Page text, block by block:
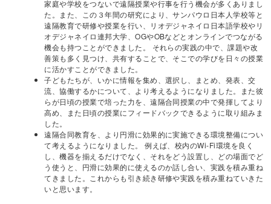
家庭や学校をつないで遠隔授業や行事を行う機会が多くありまし
た。また、この３年間の研究により、サンパウロ日本人学校等と
遠隔教育で研修や授業を行い、リオデジャネイロ日本語学校やリ
オデジャネイロ連邦大学、OGやOBなどとオンラインでつながる
機会も持つことができました。 それらの実践の中で、課題や改
善策も多く見つけ、共有することで、そこでの学びを日々の授業
に活かすことができました。
子どもたちが、いかに情報を集め、選択し、まとめ、発表、交
流、協働するかについて、より考えるようになりました。また彼
らが日頃の授業で培った力を、遠隔合同授業の中で発揮してより
高め、また日頃の授業にフィードバックできるように取り組みま
した。
遠隔合同教育を、より円滑に効果的に実施できる環境整備につい
て考えるようになりました。 例えば、校内のWi-Fi環境を良く
し、機器を揃えるだけでなく、それをどう設置し、どの場面でど
う使うと、円滑に効果的に使えるのか話し合い、実践を積み重ね
てきました。これからも引き続き研修や実践を積み重ねていきた
いと思います。